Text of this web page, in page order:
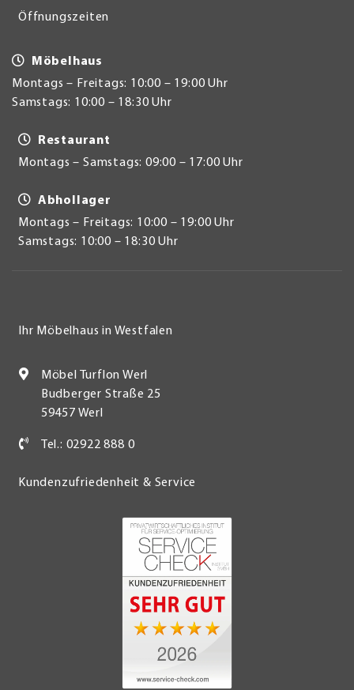
Öffnungszeiten
Möbelhaus
Montags – Freitags: 10:00 – 19:00 Uhr
Samstags: 10:00 – 18:30 Uhr
Restaurant
Montags – Samstags: 09:00 – 17:00 Uhr
Abhollager
Montags – Freitags: 10:00 – 19:00 Uhr
Samstags: 10:00 – 18:30 Uhr
Ihr Möbelhaus in Westfalen
Möbel Turflon Werl
Budberger Straße 25
59457 Werl
Tel.: 02922 888 0
Kundenzufriedenheit & Service